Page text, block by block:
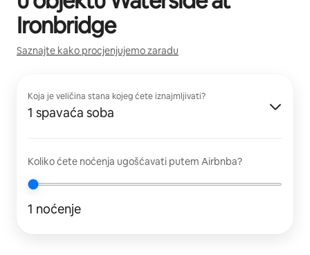
Ironbridge
Saznajte kako procjenjujemo zaradu
Koja je veličina stana kojeg ćete iznajmljivati?
1 spavaća soba
Koliko ćete noćenja ugošćavati putem Airbnba?
1 noćenje